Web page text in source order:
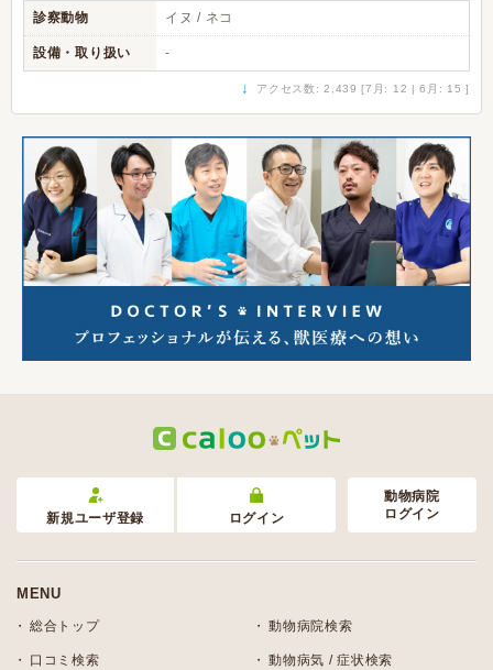
診察動物 イヌ / ネコ
設備・取り扱い -
↓ アクセス数: 2,439 [7月: 12 | 6月: 15 ]
新規ユーザ登録 ログイン
動物病院
ログイン
MENU
総合トップ 動物病院検索
口コミ検索 動物病気 / 症状検索